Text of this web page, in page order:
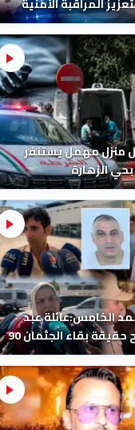
منزل مهمل يستنفر
الزهارة
الخامس:عائلة عبد
الرحيم فقير توضح حقيقة بقاء الجثمان 90
المغرب